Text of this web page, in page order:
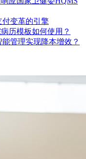
付变革的引擎
历模板如何使用？
管理实现降本增效？